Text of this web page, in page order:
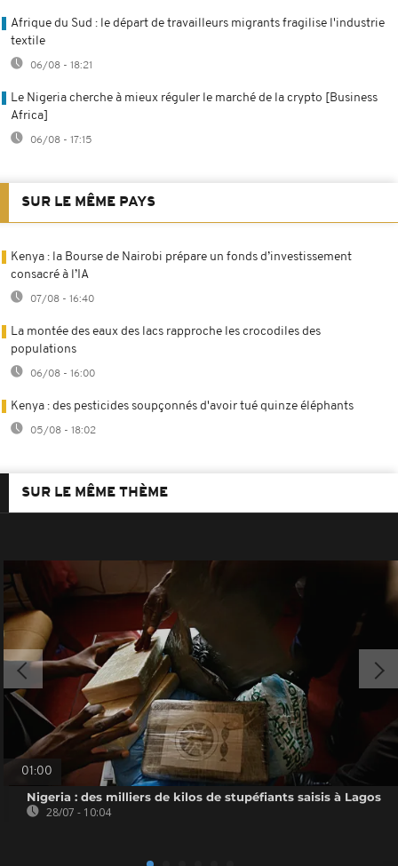
Afrique du Sud : le départ de travailleurs migrants fragilise l'industrie
textile
06/08 - 18:21
Le Nigeria cherche à mieux réguler le marché de la crypto [Business
Africa]
06/08 - 17:15
SUR LE MÊME PAYS
Kenya : la Bourse de Nairobi prépare un fonds d’investissement
consacré à l’IA
07/08 - 16:40
La montée des eaux des lacs rapproche les crocodiles des
populations
06/08 - 16:00
Kenya : des pesticides soupçonnés d'avoir tué quinze éléphants
05/08 - 18:02
SUR LE MÊME THÈME
01:00
Nigeria : des milliers de kilos de stupéfiants saisis à Lagos
28/07 - 10:04